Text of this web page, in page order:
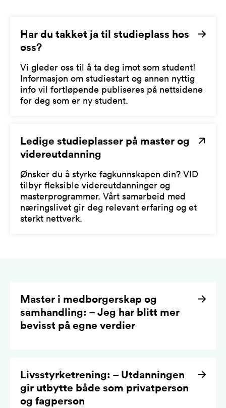
Har du takket ja til studieplass hos
oss?
Vi gleder oss til å ta deg imot som student!
Informasjon om studiestart og annen nyttig
info vil fortløpende publiseres på nettsidene
for deg som er ny student.
Ledige studieplasser på master og
videreutdanning
Ønsker du å styrke fagkunnskapen din? VID
tilbyr fleksible videreutdanninger og
masterprogrammer. Vårt samarbeid med
næringslivet gir deg relevant erfaring og et
sterkt nettverk.
Master i medborgerskap og
samhandling: – Jeg har blitt mer
bevisst på egne verdier
Livsstyrketrening: – Utdanningen
gir utbytte både som privatperson
og fagperson